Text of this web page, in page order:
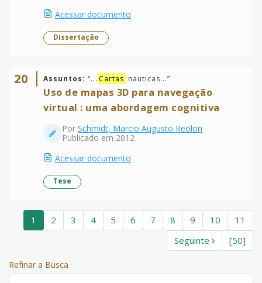
Acessar documento
Dissertação
20 Assuntos: “... Cartas nauticas...”
Uso de mapas 3D para navegação
virtual : uma abordagem cognitiva
Por Schmidt, Marcio Augusto Reolon
Publicado em 2012
Acessar documento
Tese
1 2 3 4 5 6 7 8 9 10
11
Seguinte
[50]
Refinar a Busca